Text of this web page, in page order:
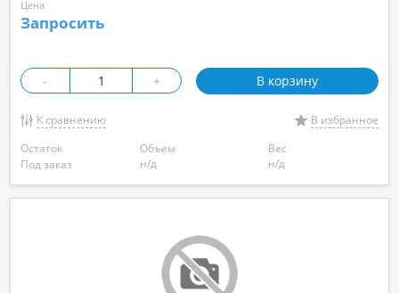
Цена
Запросить
- + В корзину
К сравнению
В избранное
Остаток
Под заказ
Объем
н/д
Вес
н/д